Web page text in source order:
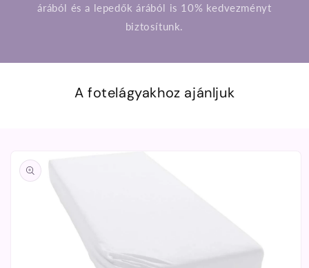
árából és a lepedők árából is 10% kedvezményt
biztosítunk.
A fotelágyakhoz ajánljuk
ugrás a
termékadatokra